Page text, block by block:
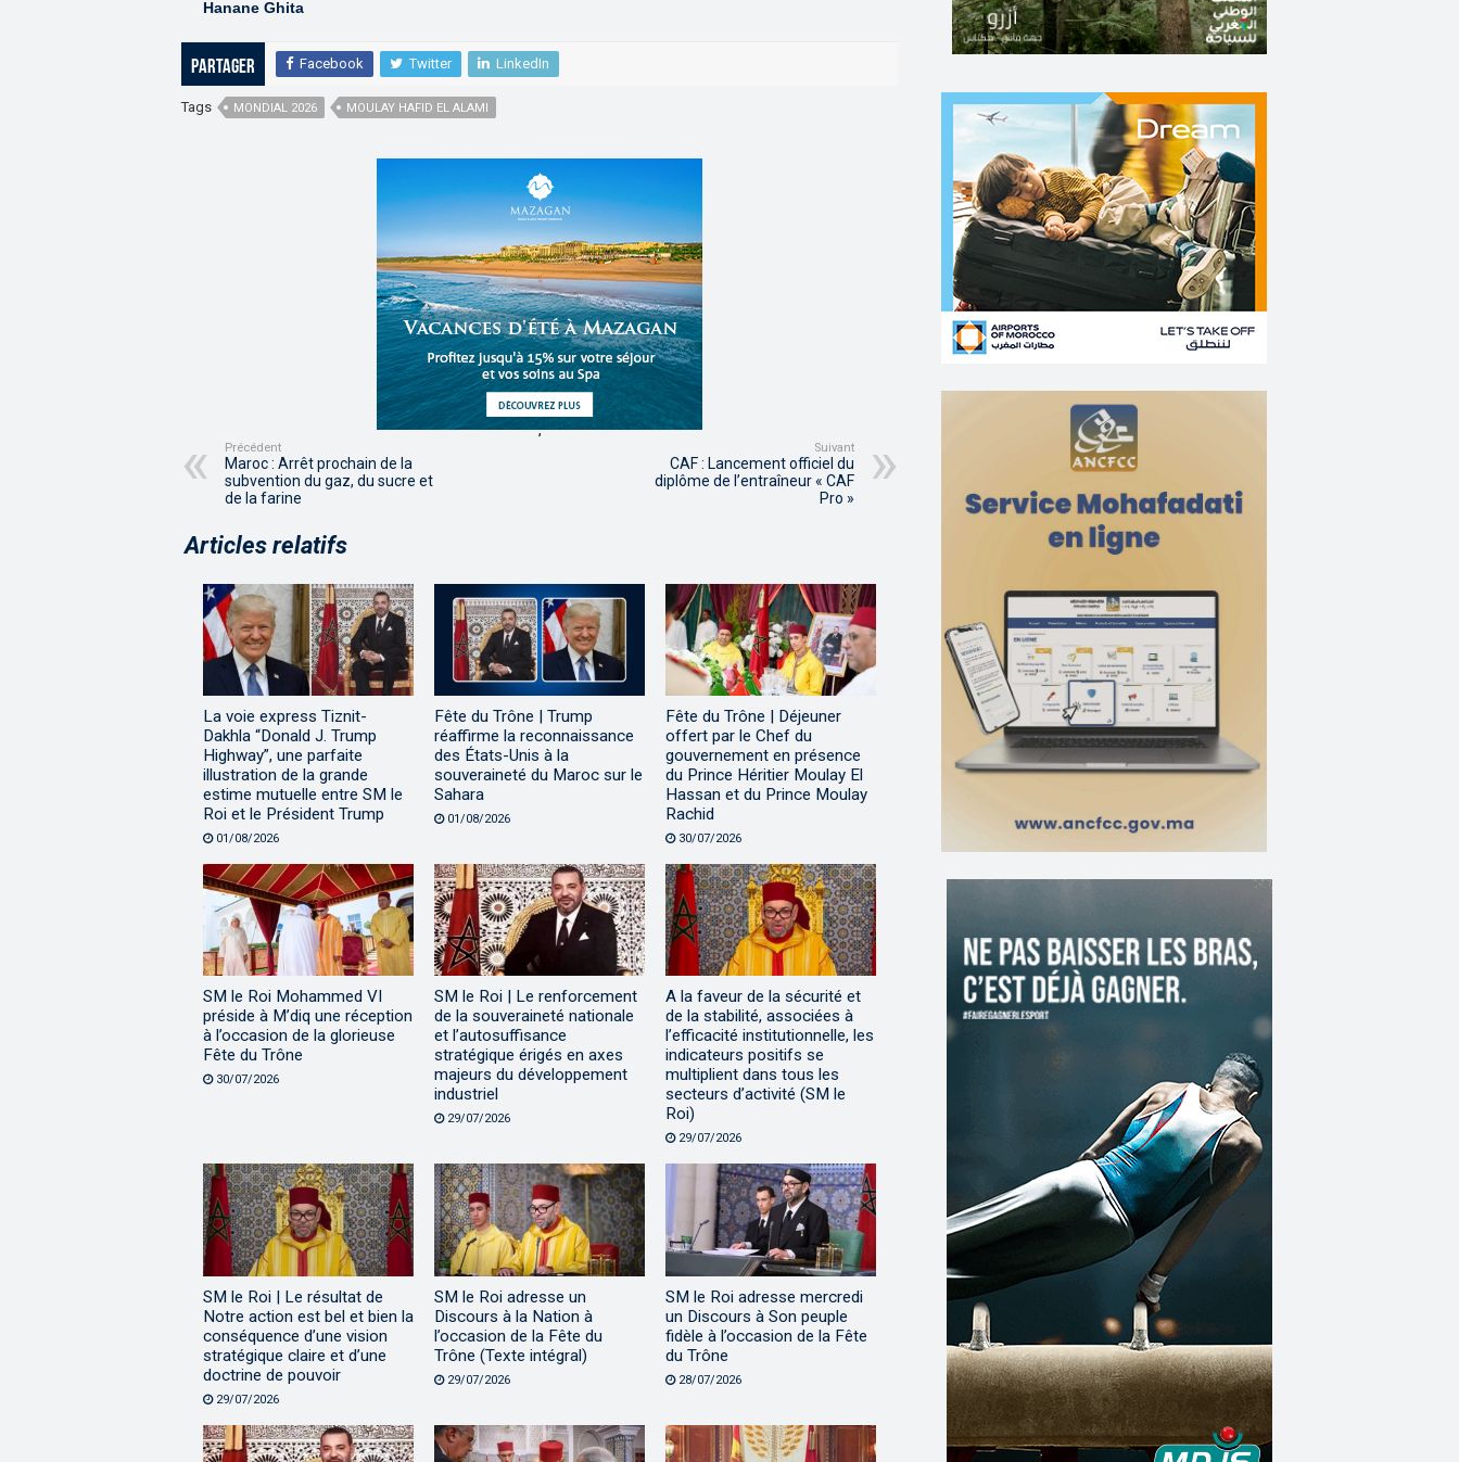
Hanane Ghita
Partager Facebook Twitter LinkedIn
Tags MONDIAL 2026 MOULAY HAFID EL ALAMI
,,
,,
Précédent
Maroc : Arrêt prochain de la
subvention du gaz, du sucre et
de la farine
Suivant
CAF : Lancement officiel du
diplôme de l’entraîneur « CAF
Pro »
Articles relatifs
La voie express Tiznit-
Dakhla “Donald J. Trump
Highway”, une parfaite
illustration de la grande
estime mutuelle entre SM le
Roi et le Président Trump
01/08/2026
Fête du Trône | Trump
réaffirme la reconnaissance
des États-Unis à la
souveraineté du Maroc sur le
Sahara
01/08/2026
Fête du Trône | Déjeuner
offert par le Chef du
gouvernement en présence
du Prince Héritier Moulay El
Hassan et du Prince Moulay
Rachid
30/07/2026
SM le Roi Mohammed VI
préside à M’diq une réception
à l’occasion de la glorieuse
Fête du Trône
30/07/2026
SM le Roi | Le renforcement
de la souveraineté nationale
et l’autosuffisance
stratégique érigés en axes
majeurs du développement
industriel
29/07/2026
A la faveur de la sécurité et
de la stabilité, associées à
l’efficacité institutionnelle, les
indicateurs positifs se
multiplient dans tous les
secteurs d’activité (SM le
Roi)
29/07/2026
SM le Roi | Le résultat de
Notre action est bel et bien la
conséquence d’une vision
stratégique claire et d’une
doctrine de pouvoir
29/07/2026
SM le Roi adresse un
Discours à la Nation à
l’occasion de la Fête du
Trône (Texte intégral)
29/07/2026
SM le Roi adresse mercredi
un Discours à Son peuple
fidèle à l’occasion de la Fête
du Trône
28/07/2026